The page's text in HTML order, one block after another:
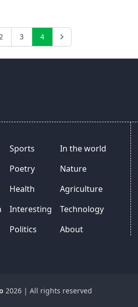
3 4
Sports
Poetry
Health
Interesting
Politics
In the world
Nature
Agriculture
Technology
About
2026 | All rights reserved